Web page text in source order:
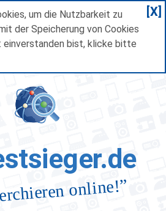
um die Nutzbarkeit zu
der Speicherung von Cookies
einverstanden bist, klicke bitte
[X]
online!”